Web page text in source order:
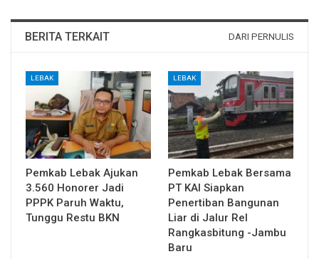
BERITA TERKAIT DARI PERNULIS
LEBAK
Pemkab Lebak Ajukan
3.560 Honorer Jadi
PPPK Paruh Waktu,
Tunggu Restu BKN
LEBAK
Pemkab Lebak Bersama
PT KAI Siapkan
Penertiban Bangunan
Liar di Jalur Rel
Rangkasbitung -Jambu
Baru